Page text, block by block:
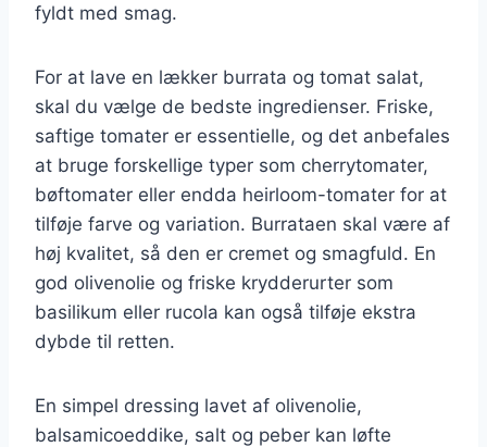
fyldt med smag.
For at lave en lækker burrata og tomat salat,
skal du vælge de bedste ingredienser. Friske,
saftige tomater er essentielle, og det anbefales
at bruge forskellige typer som cherrytomater,
bøftomater eller endda heirloom-tomater for at
tilføje farve og variation. Burrataen skal være af
høj kvalitet, så den er cremet og smagfuld. En
god olivenolie og friske krydderurter som
basilikum eller rucola kan også tilføje ekstra
dybde til retten.
En simpel dressing lavet af olivenolie,
balsamicoeddike, salt og peber kan løfte